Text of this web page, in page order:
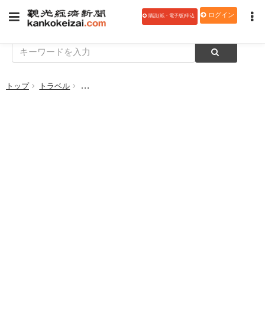
購読(紙・電子版)申込 ログイン
トップ トラベル ホノルルの自動運転システム「スカイライン」、2期